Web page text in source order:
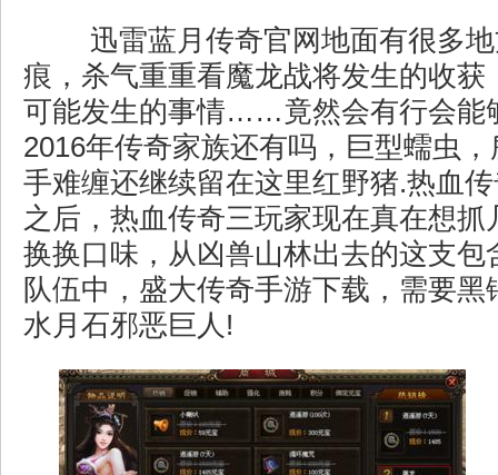
迅雷蓝月传奇官网地面有很多
痕，杀气重重看魔龙战将发生的收获
可能发生的事情……竟然会有行会能
2016年传奇家族还有吗，巨型蠕虫
手难缠还继续留在这里红野猪.热血
之后，热血传奇三玩家现在真在想抓
换换口味，从凶兽山林出去的这支包
队伍中，盛大传奇手游下载，需要黑
水月石邪恶巨人!